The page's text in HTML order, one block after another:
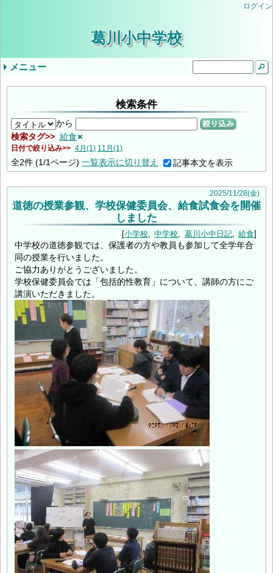
ログイン
葛川小中学校
メニュー
ドロップダウンメニュー
いじめ防止基本方針（中学校）
令和8年度年間行事予定
気象警報発表時/災害発生時の臨時休業等の判
断基準
9月5日（金）の授業について
令和6年度学校評価
令和7年度学校評価
入学を希望されるみなさま
学校公開の実施について（ご案内）
最近の記事
第２回学校公開日（R9入学希望者向）
小学３・４年やまのこ学習・中学1年ふるさと
体験学習
タグ
生徒会 (5)
いじめ防止基本方針 (1)検索条件
から 絞り込み
検索タグ 給食
日付で絞り込み 4月(1) 11月(1)
全2件 (1/1ページ) 一覧表示に切り替え 記事本文を表示
2025/11/28(金)
道徳の授業参観、学校保健委員会、給食試食会を開催
しました
小学校 中学校 葛川小中日記 給食
中学校の道徳参観では、保護者の方や教員も参加して全学年合
同の授業を行いました。
ご協力ありがとうございました。
学校保健委員会では「包括的性教育」について、講師の方にご
講演いただきました。